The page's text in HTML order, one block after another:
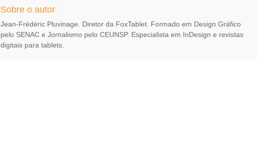
Sobre o autor
Jean-Frédéric Pluvinage. Diretor da FoxTablet. Formado em Design Gráfico
pelo SENAC e Jornalismo pelo CEUNSP. Especialista em InDesign e revistas
digitais para tablets.